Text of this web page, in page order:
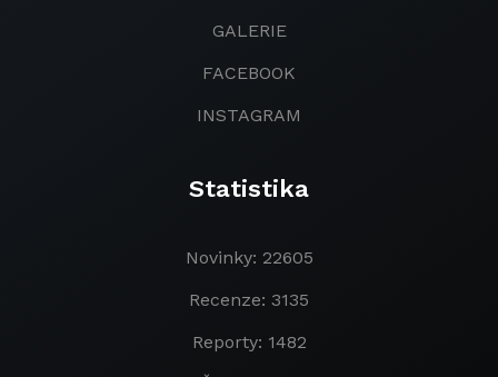
GALERIE
FACEBOOK
INSTAGRAM
Statistika
Novinky: 22605
Recenze: 3135
Reporty: 1482